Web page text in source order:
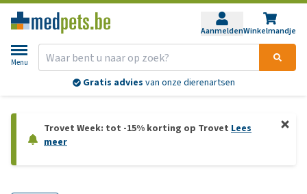
AanmeldenWinkelmandje
Menu
Gratis advies van onze dierenartsen
Trovet Week: tot -15% korting op Trovet Lees
meer